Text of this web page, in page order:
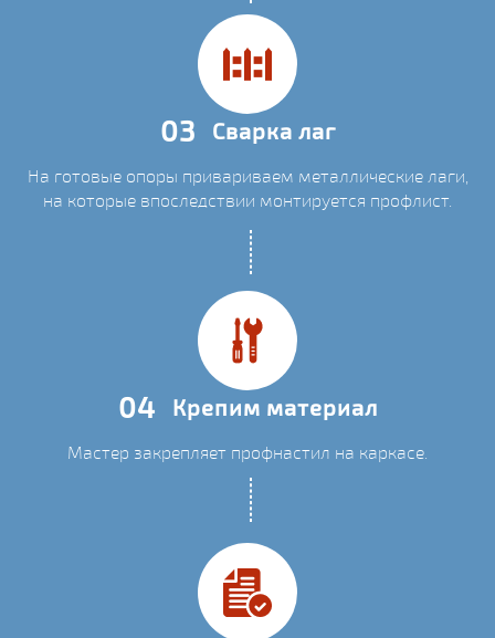
03 Сварка лаг
На готовые опоры привариваем металлические лаги,
на которые впоследствии монтируется профлист.
04 Крепим материал
Мастер закрепляет профнастил на каркасе.